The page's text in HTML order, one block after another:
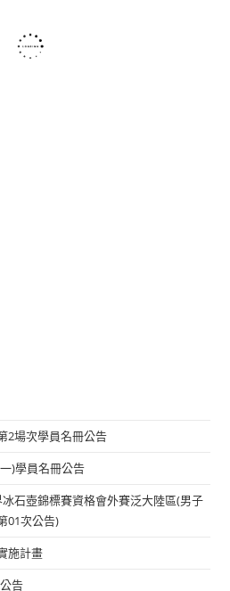
2場次學員名冊公告
)學員名冊公告
石壺錦標賽資格會外賽泛大陸區(男子
01次公告)
施計畫
告